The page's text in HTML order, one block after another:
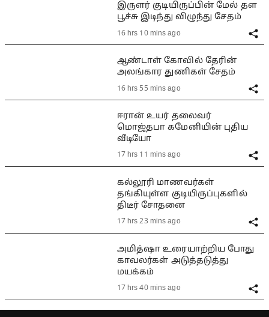
இருளர் குடியிருப்பின் மேல் தள
பூச்சு இடிந்து விழுந்து சேதம்
16 hrs 10 mins ago
ஆண்டாள் கோவில் தேரின்
அலங்கார துணிகள் சேதம்
16 hrs 55 mins ago
ஈரான் உயர் தலைவர்
மொஜ்தபா கமேனியின் புதிய
வீடியோ
17 hrs 11 mins ago
கல்லூரி மாணவர்கள்
தங்கியுள்ள குடியிருப்புகளில்
திடீர் சோதனை
17 hrs 23 mins ago
அமித்ஷா உரையாற்றிய போது
காவலர்கள் அடுத்தடுத்து
மயக்கம்
17 hrs 40 mins ago